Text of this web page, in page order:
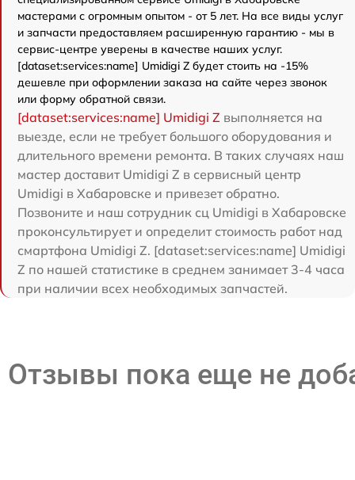
мастерами с огромным опытом - от 5 лет. На все виды услуг
и запчасти предоставляем расширенную гарантию - мы в
сервис-центре уверены в качестве наших услуг.
[dataset:services:name] Umidigi Z будет стоить на -15%
дешевле при оформлении заказа на сайте через звонок
или форму обратной связи.
[dataset:services:name] Umidigi Z выполняется на
выезде, если не требует большого оборудования и
длительного времени ремонта. В таких случаях наш
мастер доставит Umidigi Z в сервисный центр
Umidigi в Хабаровске и привезет обратно.
Позвоните и наш сотрудник сц Umidigi в Хабаровске
проконсультирует и определит стоимость работ над
смартфона Umidigi Z. [dataset:services:name] Umidigi
Z по нашей статистике в среднем занимает 3-4 часа
при наличии всех необходимых запчастей.
Отзывы пока еще не